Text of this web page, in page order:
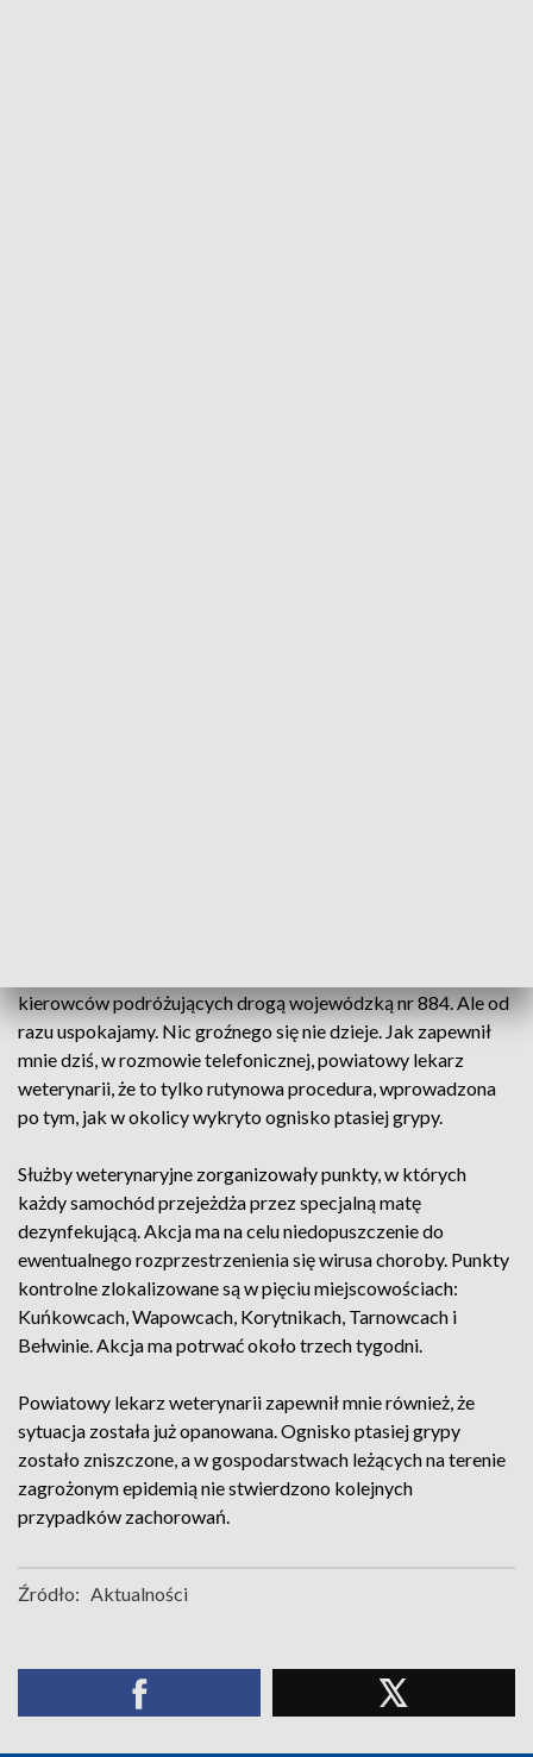
kierowców podróżujących drogą wojewódzką nr 884. Ale od
razu uspokajamy. Nic groźnego się nie dzieje. Jak zapewnił
mnie dziś, w rozmowie telefonicznej, powiatowy lekarz
weterynarii, że to tylko rutynowa procedura, wprowadzona
po tym, jak w okolicy wykryto ognisko ptasiej grypy.
Służby weterynaryjne zorganizowały punkty, w których
każdy samochód przejeżdża przez specjalną matę
dezynfekującą. Akcja ma na celu niedopuszczenie do
ewentualnego rozprzestrzenienia się wirusa choroby. Punkty
kontrolne zlokalizowane są w pięciu miejscowościach:
Kuńkowcach, Wapowcach, Korytnikach, Tarnowcach i
Bełwinie. Akcja ma potrwać około trzech tygodni.
Powiatowy lekarz weterynarii zapewnił mnie również, że
sytuacja została już opanowana. Ognisko ptasiej grypy
zostało zniszczone, a w gospodarstwach leżących na terenie
zagrożonym epidemią nie stwierdzono kolejnych
przypadków zachorowań.
Źródło: Aktualności